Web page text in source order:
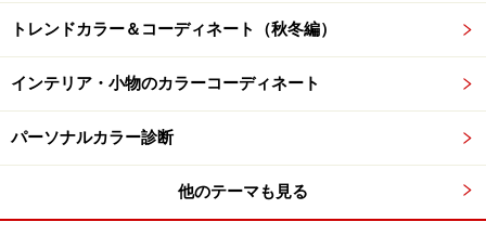
トレンドカラー＆コーディネート（秋冬編）
インテリア・小物のカラーコーディネート
パーソナルカラー診断
他のテーマも見る